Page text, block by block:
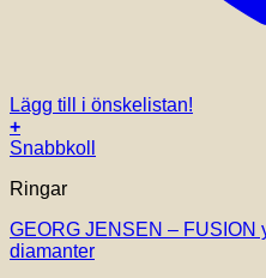
Lägg till i önskelistan!
+
Den
produkten
flera
varianter.
Snabbkoll
Ringar
GEORG JENSEN – FUSION
diamanter